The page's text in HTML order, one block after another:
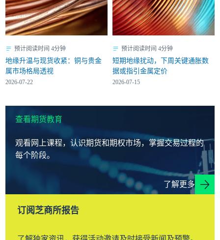
预计阅读时间 4分钟
地缘升温与现货收紧：铜与贵金
属市场格局透视
2026-07-22
预计阅读时间 4分钟
短期地缘扰动，下周关键通胀数
据或指引金属定价
2026-07-15
查看期货教育
观看网上课程，认识期货和期权市场，掌握交易过程的
每个阶段。
了解更多
订阅芝商所报告